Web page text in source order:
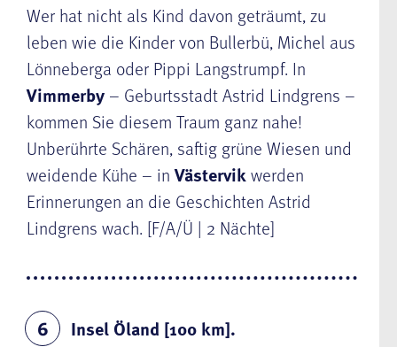
Wer hat nicht als Kind davon geträumt, zu
leben wie die Kinder von Bullerbü, Michel aus
Lönneberga oder Pippi Langstrumpf. In
Vimmerby – Geburtsstadt Astrid Lindgrens –
kommen Sie diesem Traum ganz nahe!
Unberührte Schären, saftig grüne Wiesen und
weidende Kühe – inVästervikwerden
Erinnerungen an die Geschichten Astrid
Lindgrens wach. [F/A/Ü | 2 Nächte]
6
Insel Öland [100 km].